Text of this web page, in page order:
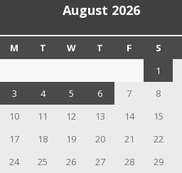
August 2026
M T W T F S
1
3
4 5 6 7 8
10
11 12 13 14 15
17
18 19 20 21 22
24
25 26 27 28 29